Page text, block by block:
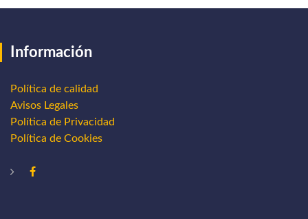
Información
Política de calidad
Avisos Legales
Política de Privacidad
Política de Cookies